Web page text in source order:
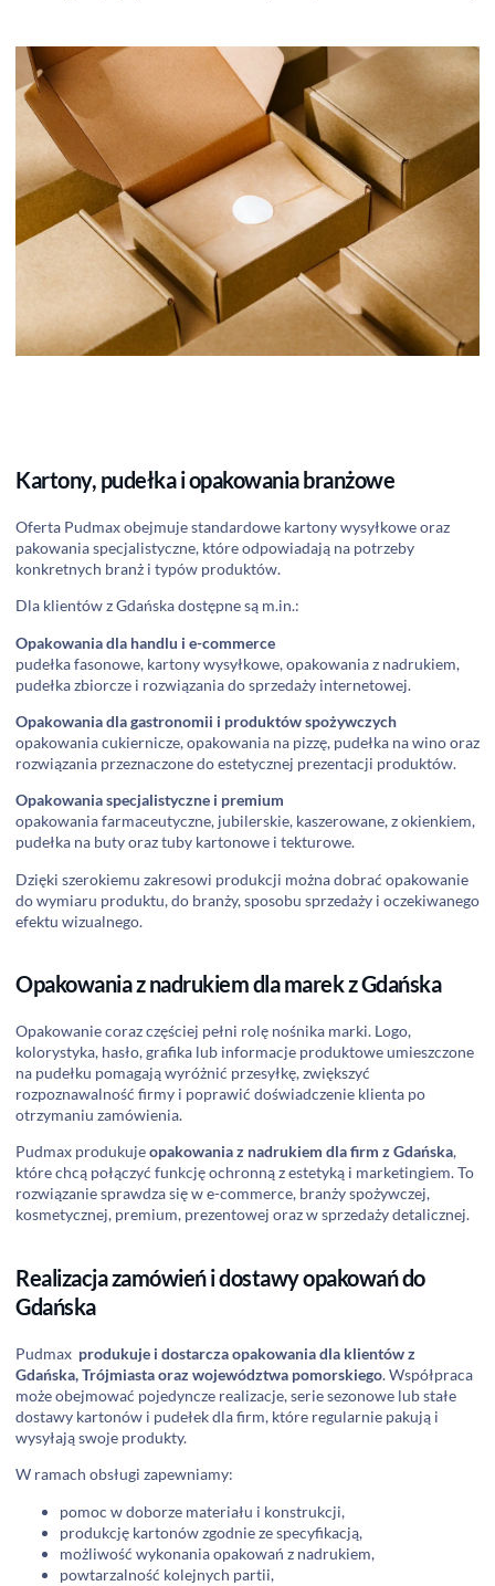
Kartony, pudełka i opakowania branżowe
Oferta Pudmax obejmuje standardowe kartony wysyłkowe oraz
pakowania specjalistyczne, które odpowiadają na potrzeby
konkretnych branż i typów produktów.
Dla klientów z Gdańska dostępne są m.in.:
Opakowania dla handlu i e-commerce
pudełka fasonowe, kartony wysyłkowe, opakowania z nadrukiem,
pudełka zbiorcze i rozwiązania do sprzedaży internetowej.
Opakowania dla gastronomii i produktów spożywczych
opakowania cukiernicze, opakowania na pizzę, pudełka na wino oraz
rozwiązania przeznaczone do estetycznej prezentacji produktów.
Opakowania specjalistyczne i premium
opakowania farmaceutyczne, jubilerskie, kaszerowane, z okienkiem,
pudełka na buty oraz tuby kartonowe i tekturowe.
Dzięki szerokiemu zakresowi produkcji można dobrać opakowanie
do wymiaru produktu, do branży, sposobu sprzedaży i oczekiwanego
efektu wizualnego.
Opakowania z nadrukiem dla marek z Gdańska
Opakowanie coraz częściej pełni rolę nośnika marki. Logo,
kolorystyka, hasło, grafika lub informacje produktowe umieszczone
na pudełku pomagają wyróżnić przesyłkę, zwiększyć
rozpoznawalność firmy i poprawić doświadczenie klienta po
otrzymaniu zamówienia.
Pudmax produkujeopakowania z nadrukiem dla firm z Gdańska,
które chcą połączyć funkcję ochronną z estetyką i marketingiem. To
rozwiązanie sprawdza się w e-commerce, branży spożywczej,
kosmetycznej, premium, prezentowej oraz w sprzedaży detalicznej.
Realizacja zamówień i dostawy opakowań do
Gdańska
Pudmax produkuje i dostarcza opakowania dla klientów z
Gdańska, Trójmiasta oraz województwa pomorskiego. Współpraca
może obejmować pojedyncze realizacje, serie sezonowe lub stałe
dostawy kartonów i pudełek dla firm, które regularnie pakują i
wysyłają swoje produkty.
W ramach obsługi zapewniamy:
pomoc w doborze materiału i konstrukcji,
produkcję kartonów zgodnie ze specyfikacją,
możliwość wykonania opakowań z nadrukiem,
powtarzalność kolejnych partii,